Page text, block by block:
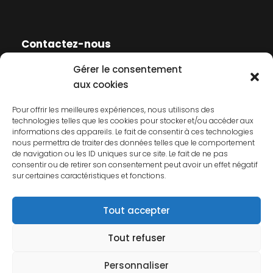
Gérer le consentement
aux cookies
Pour offrir les meilleures expériences, nous utilisons des
technologies telles que les cookies pour stocker et/ou accéder aux
informations des appareils. Le fait de consentir à ces technologies
nous permettra de traiter des données telles que le comportement
de navigation ou les ID uniques sur ce site. Le fait de ne pas
consentir ou de retirer son consentement peut avoir un effet négatif
sur certaines caractéristiques et fonctions.
Tout accepter
Tout refuser
Personnaliser
Contactez-nous
Contactez-nous
Mentions légales
Politique de cookies
Politique de confidentialité
© 2026 AFCP. Tous droits réservés.